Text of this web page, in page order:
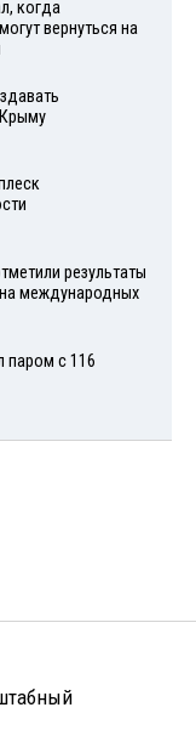
когда
вернуться на
результаты
международных
паром с 116